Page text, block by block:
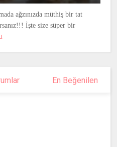
ağzınızda müthiş bir tat
İşte size süper bir
En Beğenilen